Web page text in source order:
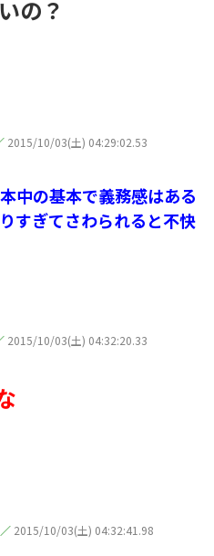
の？
2015/10/03(土) 04:29:02.53
中の基本で義務感はある
すぎてさわられると不快
2015/10/03(土) 04:32:20.33
2015/10/03(土) 04:32:41.98